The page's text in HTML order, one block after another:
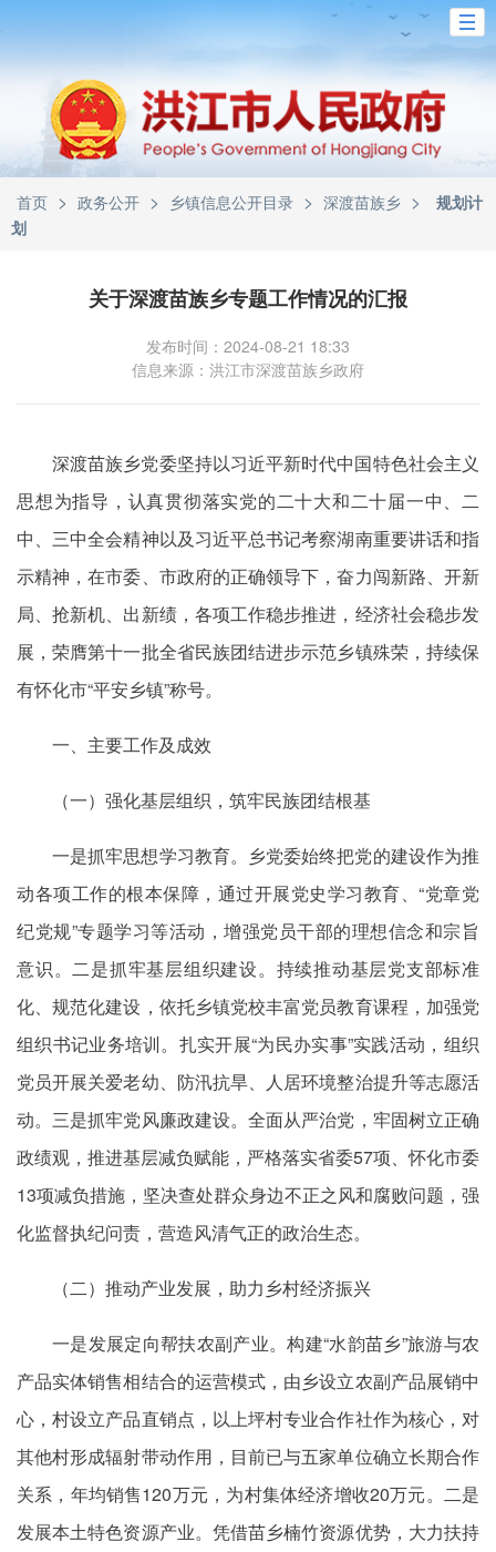
首页 > 政务公开 > 乡镇信息公开目录 > 深渡苗族乡 >
规划计
划
关于深渡苗族乡专题工作情况的汇报
发布时间：2024-08-21 18:33
信息来源：洪江市深渡苗族乡政府
深渡苗族乡党委坚持以习近平新时代中国特色社会主义
思想为指导，认真贯彻落实党的二十大和二十届一中、二
中、三中全会精神以及习近平总书记考察湖南重要讲话和指
示精神，在市委、市政府的正确领导下，奋力闯新路、开新
局、抢新机、出新绩，各项工作稳步推进，经济社会稳步发
展，荣膺第十一批全省民族团结进步示范乡镇殊荣，持续保
有怀化市“平安乡镇”称号。
一、主要工作及成效
（一）强化基层组织，筑牢民族团结根基
一是抓牢思想学习教育。乡党委始终把党的建设作为推
动各项工作的根本保障，通过开展党史学习教育、“党章党
纪党规”专题学习等活动，增强党员干部的理想信念和宗旨
意识。二是抓牢基层组织建设。持续推动基层党支部标准
化、规范化建设，依托乡镇党校丰富党员教育课程，加强党
组织书记业务培训。扎实开展“为民办实事”实践活动，组织
党员开展关爱老幼、防汛抗旱、人居环境整治提升等志愿活
动。三是抓牢党风廉政建设。全面从严治党，牢固树立正确
政绩观，推进基层减负赋能，严格落实省委57项、怀化市委
13项减负措施，坚决查处群众身边不正之风和腐败问题，强
化监督执纪问责，营造风清气正的政治生态。
（二）推动产业发展，助力乡村经济振兴
一是发展定向帮扶农副产业。构建“水韵苗乡”旅游与农
产品实体销售相结合的运营模式，由乡设立农副产品展销中
心，村设立产品直销点，以上坪村专业合作社作为核心，对
其他村形成辐射带动作用，目前已与五家单位确立长期合作
关系，年均销售120万元，为村集体经济增收20万元。二是
发展本土特色资源产业。凭借苗乡楠竹资源优势，大力扶持